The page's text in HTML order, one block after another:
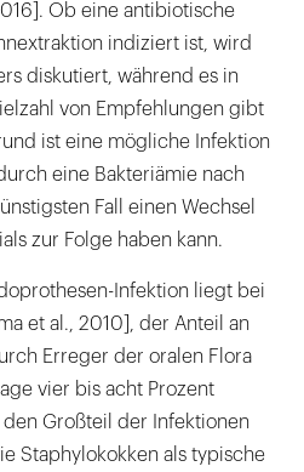
Ob eine antibiotische
indiziert ist, wird
diskutiert, während es in
von Empfehlungen gibt
ist eine mögliche Infektion
eine Bakteriämie nach
Fall einen Wechsel
zur Folge haben kann.
Infektion liegt bei
et al., 2010], der Anteil an
Erreger der oralen Flora
vier bis acht Prozent
den Großteil der Infektionen
Staphylokokken als typische